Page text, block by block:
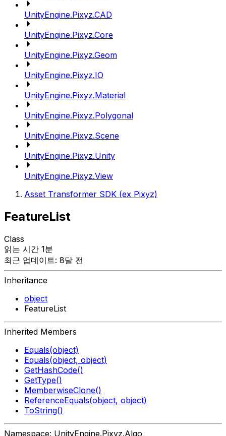
UnityEngine.Pixyz.CAD
UnityEngine.Pixyz.Core
UnityEngine.Pixyz.Geom
UnityEngine.Pixyz.IO
UnityEngine.Pixyz.Material
UnityEngine.Pixyz.Polygonal
UnityEngine.Pixyz.Scene
UnityEngine.Pixyz.Unity
UnityEngine.Pixyz.View
Asset Transformer SDK (ex Pixyz)
FeatureList
Class
읽는 시간 1분
최근 업데이트: 8달 전
Inheritance
object
FeatureList
Inherited Members
Equals(object)
Equals(object, object)
GetHashCode()
GetType()
MemberwiseClone()
ReferenceEquals(object, object)
ToString()
Namespace: UnityEngine.Pixyz.Algo